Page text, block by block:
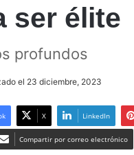
ser élite
profundos
el 23 diciembre, 2023
X LinkedIn
Compartir por correo electrónico